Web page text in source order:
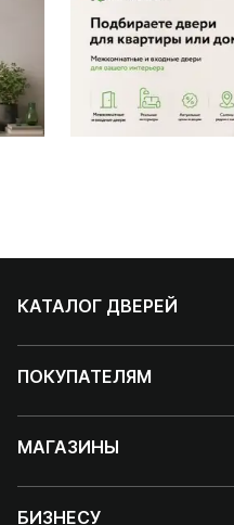
КАТАЛОГ ДВЕРЕЙ
ПОКУПАТЕЛЯМ
МАГАЗИНЫ
БИЗНЕСУ